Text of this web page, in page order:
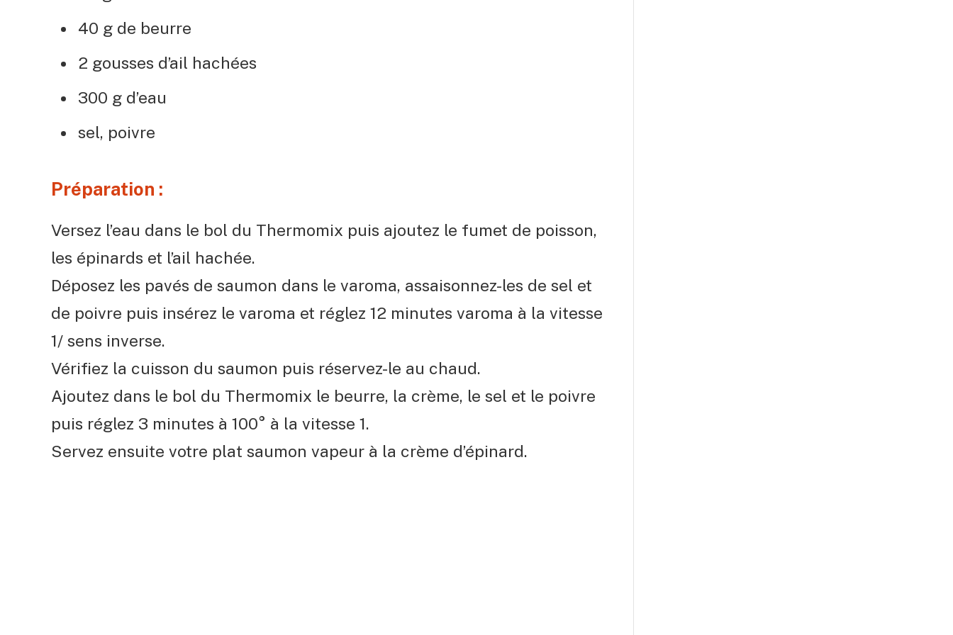
40 g de beurre
2 gousses d’ail hachées
300 g d’eau
sel, poivre
Préparation :
Versez l’eau dans le bol du Thermomix puis ajoutez le fumet de poisson,
les épinards et l’ail hachée.
Déposez les pavés de saumon dans le varoma, assaisonnez-les de sel et
de poivre puis insérez le varoma et réglez 12 minutes varoma à la vitesse
1/ sens inverse.
Vérifiez la cuisson du saumon puis réservez-le au chaud.
Ajoutez dans le bol du Thermomix le beurre, la crème, le sel et le poivre
puis réglez 3 minutes à 100° à la vitesse 1.
Servez ensuite votre plat saumon vapeur à la crème d’épinard.